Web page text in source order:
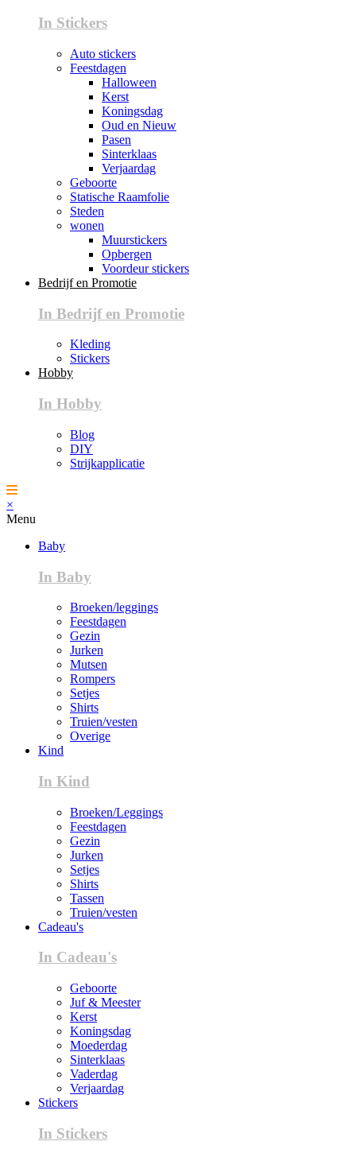
In Stickers
Auto stickers
Feestdagen
Halloween
Kerst
Koningsdag
Oud en Nieuw
Pasen
Sinterklaas
Verjaardag
Geboorte
Statische Raamfolie
Steden
wonen
Muurstickers
Opbergen
Voordeur stickers
Bedrijf en Promotie
In Bedrijf en Promotie
Kleding
Stickers
Hobby
In Hobby
Blog
DIY
Strijkapplicatie
×
Menu
Baby
In Baby
Broeken/leggings
Feestdagen
Gezin
Jurken
Mutsen
Rompers
Setjes
Shirts
Truien/vesten
Overige
Kind
In Kind
Broeken/Leggings
Feestdagen
Gezin
Jurken
Setjes
Shirts
Tassen
Truien/vesten
Cadeau's
In Cadeau's
Geboorte
Juf & Meester
Kerst
Koningsdag
Moederdag
Sinterklaas
Vaderdag
Verjaardag
Stickers
In Stickers